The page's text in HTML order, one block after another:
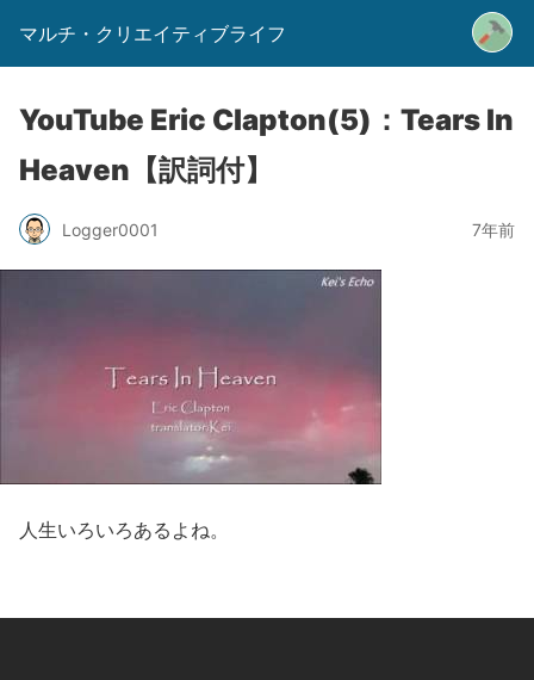
マルチ・クリエイティブライフ
YouTube Eric Clapton(5)：Tears In
Heaven【訳詞付】
Logger0001 7年前
人生いろいろあるよね。